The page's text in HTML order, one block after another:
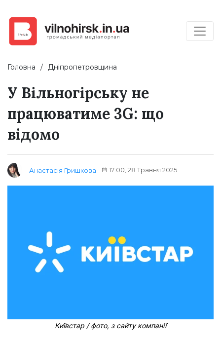
Головна Дніпропетровщина
У Вільногірську не
працюватиме 3G: що
відомо
Анастасія Гришкова 17:00, 28 Травня 2025
Київстар / фото, з сайту компанії